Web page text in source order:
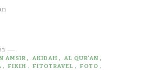
AMSIR
AKIDAH
AL QUR'AN
FIKIH FITOTRAVEL
FOTO